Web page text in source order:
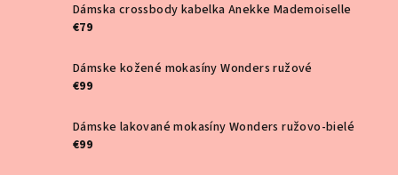
Dámska crossbody kabelka Anekke Mademoiselle
€79
Dámske kožené mokasíny Wonders ružové
€99
Dámske lakované mokasíny Wonders ružovo-bielé
€99